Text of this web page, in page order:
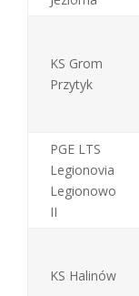
KS Grom
Przytyk
PGE LTS
Legionovia
Legionowo
II
KS Halinów